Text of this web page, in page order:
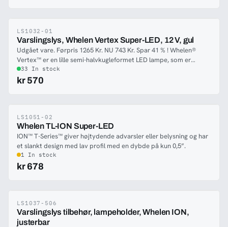
lampen findes en ramme, som skal bestilles, hvis man ønsker en
påbygningsløsning.
-36%
LS1032-01
Varslingslys, Whelen Vertex Super-LED, 12 V, gul
Udgået vare. Førpris 1265 Kr. NU 743 Kr. Spar 41 % ! Whelen®
Vertex™ er en lille semi-halvkugleformet LED lampe, som er
perfekt til mange forskellige løsninger, hvor størrelse og intensitet
er kritisk vigtigt. Vertex™ lampen har indbygget strømforsyning
indbygnings- eller påbygningslampe. Til lampen findes en ramme,
som skal bestilles, hvis man ønsker en påbygningsløsning.
33 In stock
kr 570
-36%
LS1051-02
Whelen TL-ION Super-LED
ION™ T-Series™ giver højtydende advarsler eller belysning og har
et slankt design med lav profil med en dybde på kun 0,5”.
1 In stock
kr 678
-35%
LS1037-506
Varslingslys tilbehør, lampeholder, Whelen ION,
justerbar